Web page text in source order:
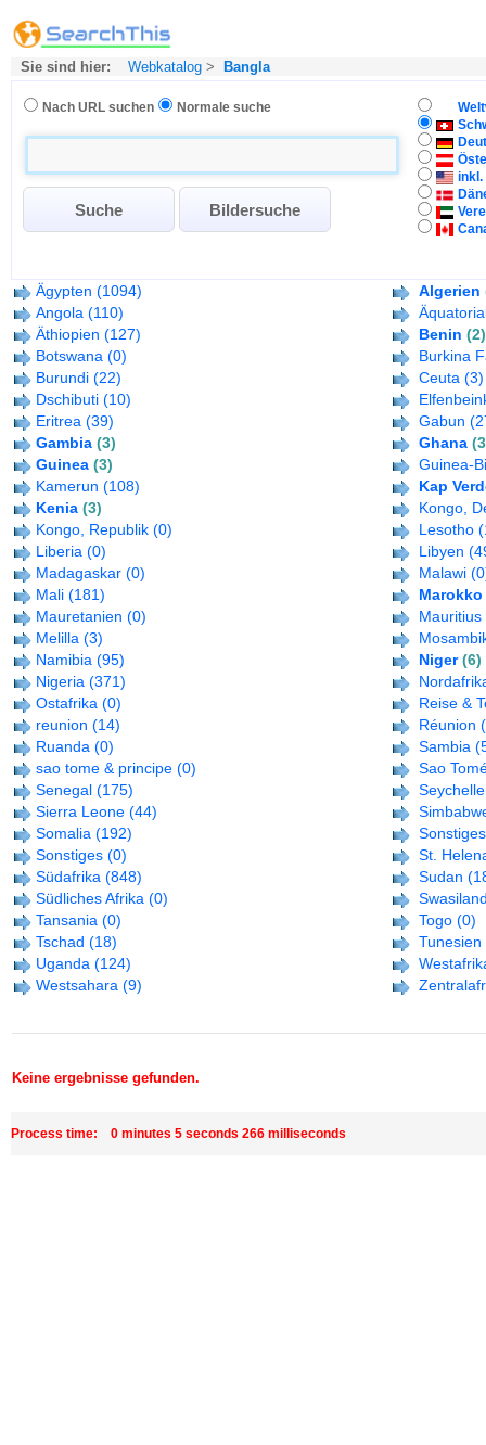
Sie sind hier: Webkatalog > Bangla
Nach URL suchen Normale suche
inkl.
Ägypten (1094) Algerien
Angola (110)
Äthiopien (127) Benin (2)
Botswana (0)
Burkina
Burundi (22) Ceuta (3)
Dschibuti (10)
Eritrea (39) Gabun
Gambia (3) Ghana
Guinea (3)
Guinea-
Kamerun (108)
Kap
Kenia (3)
Kongo,
Kongo, Republik (0) Lesotho
Liberia (0) Libyen
Madagaskar (0) Malawi
Mali (181)
Marokko
Mauretanien (0)
Mauritius
Melilla (3)
Namibia (95) Niger (6)
Nigeria (371)
Ostafrika (0)
Reise &
reunion (14) Réunion
Ruanda (0) Sambia
sao tome & principe (0)
Sao
Senegal (175)
Sierra Leone (44)
Somalia (192)
Sonstiges
Sonstiges (0)
St.
Südafrika (848) Sudan
Südliches Afrika (0)
Tansania (0) Togo (0)
Tschad (18)
Tunesien
Uganda (124)
Westsahara (9)
Keine ergebnisse gefunden.
Process time: 0 minutes 5 seconds 266 milliseconds